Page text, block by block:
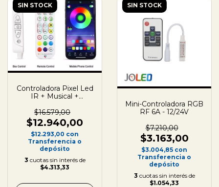
SIN STOCK
Controladora Pixel Led
IR + Musical +
Pixels
$16.579,00
$12.940,00
$12.293,00 con
Transferencia o
depósito
3 cuotas sin interés de
$4.313,33
SIN STOCK
Mini-Controladora RGB
RF 6A - 12/24V
$7.210,00
$3.163,00
$3.004,85 con
Transferencia o
depósito
3 cuotas sin interés de
$1.054,33